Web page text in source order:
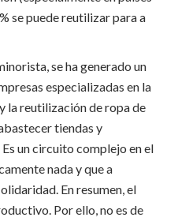
se puede reutilizar para a
se ha generado un
especializadas en la
la reutilización de ropa de
tiendas y
un circuito complejo en el
nada y que a
En resumen, el
Por ello, no es de